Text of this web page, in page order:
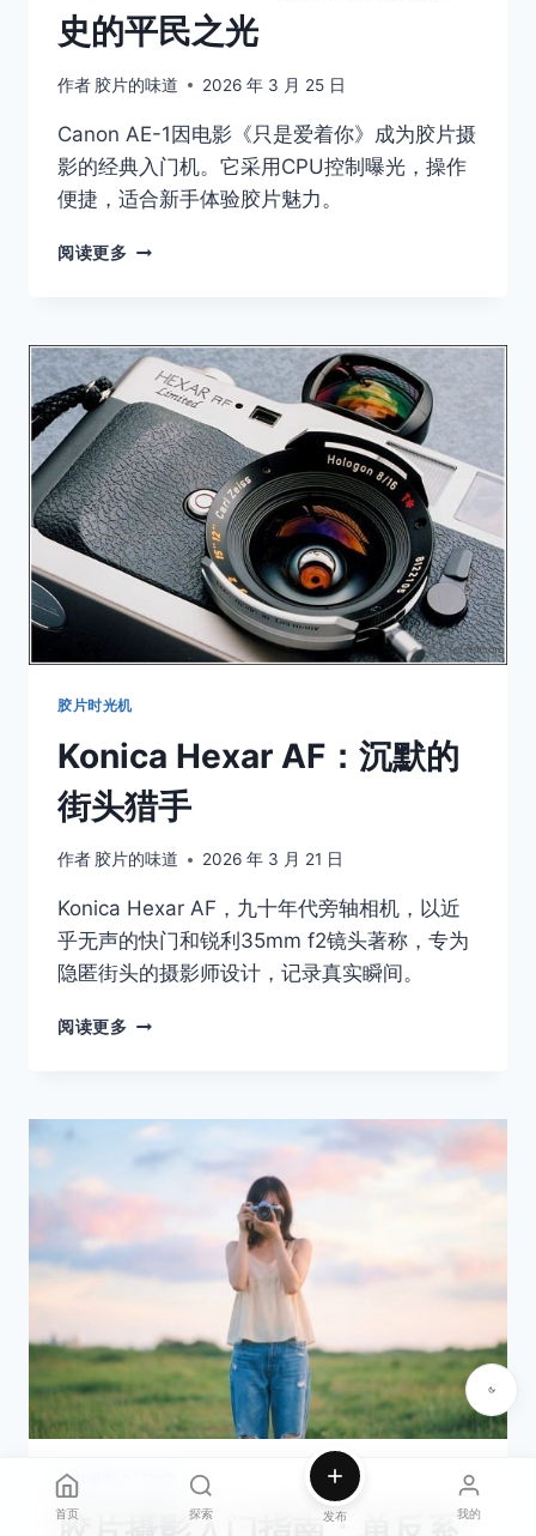
史的平民之光
作者 胶片的味道 2026 年 3 月 25 日
Canon AE-1因电影《只是爱着你》成为胶片摄
影的经典入门机。它采用CPU控制曝光，操作
便捷，适合新手体验胶片魅力。
阅读更多 CANON
变
摄
影
历
史
的
平
民
之
光
胶片时光机
Konica Hexar AF：沉默的
街头猎手
作者 胶片的味道 2026 年 3 月 21 日
Konica Hexar AF，九十年代旁轴相机，以近
乎无声的快门和锐利35mm f2镜头著称，专为
隐匿街头的摄影师设计，记录真实瞬间。
阅读更多 KONICA
默
头
手
胶片摄影入门指南
首页 探索 发布 我的